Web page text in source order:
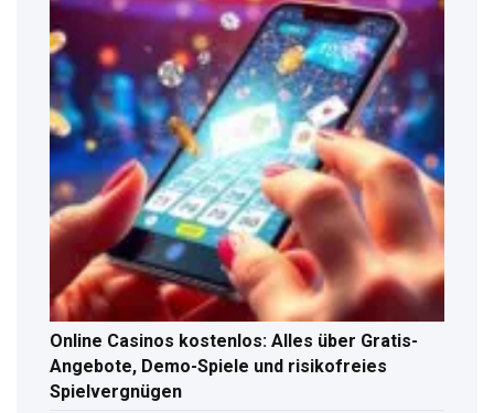
Online Casinos kostenlos: Alles über Gratis-
Angebote, Demo-Spiele und risikofreies
Spielvergnügen